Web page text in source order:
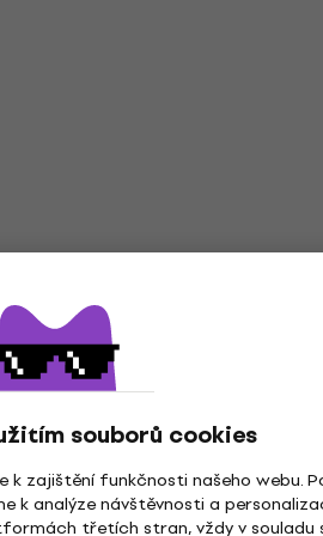
souborů cookies
k zajištění funkčnosti našeho webu.
k analýze návštěvnosti a
třetích stran, vždy v souladu